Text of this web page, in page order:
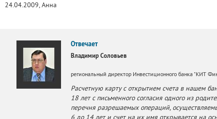
24.04.2009, Анна
Отвечает
Владимир Соловьев
региональный директор Инвестиционного банка "КИТ
Расчетную карту с открытием счета в нашем
18 лет с письменного согласия одного из
перечня разрешаемых операций,
6 до 14 лет и счет на их имя открывается на